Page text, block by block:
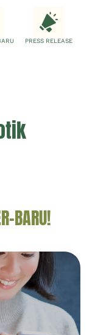
PRESS RELEASE
BARU!